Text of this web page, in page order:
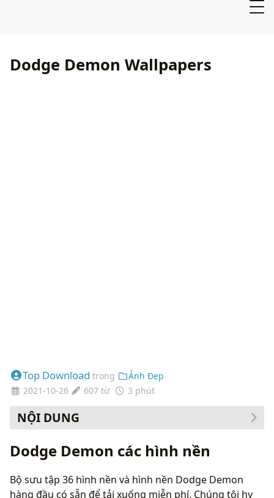
Dodge Demon Wallpapers
Top Download trong
Ảnh Đẹp
2021-10-26
607 từ 3 phút
NỘI DUNG
Dodge Demon các hình nền
Bộ sưu tập 36 hình nền và hình nền Dodge Demon
hàng đầu có sẵn để tải xuống miễn phí. Chúng tôi hy